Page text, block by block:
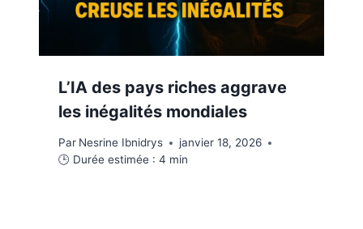
L’IA des pays riches aggrave
les inégalités mondiales
Par Nesrine Ibnidrys
janvier 18, 2026
🕒 Durée estimée : 4 min